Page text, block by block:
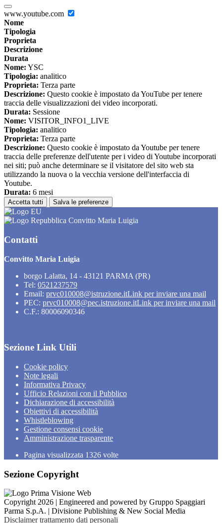
www.youtube.com
Nome
Tipologia
Proprieta
Descrizione
Durata
Nome: YSC
Tipologia: analitico
Proprieta: Terza parte
Descrizione: Questo cookie è impostato da YouTube per tenere
traccia delle visualizzazioni dei video incorporati.
Durata: Sessione
Nome: VISITOR_INFO1_LIVE
Tipologia: analitico
Proprieta: Terza parte
Descrizione: Questo cookie è impostato da Youtube per tenere
traccia delle preferenze dell'utente per i video di Youtube incorporati
nei siti; può anche determinare se il visitatore del sito web sta
utilizzando la nuova o la vecchia versione dell'interfaccia di
Youtube.
Durata: 6 mesi
Accetta tutti Salva le preferenze
Convitto Maria Luigia
Contatti
Convitto Maria Luigia
borgo Lalatta, 14 - 43121 PARMA (PR)
Tel: 0521237579
Email: prvc010008@istruzione.itLink per inviare una mail
PEC: prvc010008@pec.istruzione.itLink per inviare una mail
C.F.: 80006090346
Sezione Link Utili
Cookie policy
Note legali
Informativa Privacy
Ufficio Relazioni con il Pubblico
Dichiarazione di accessibilità
Obiettivi di accessibilità
Whistleblowing
Gestione consensi cookie
Amministrazione trasparente
Pagina visualizzata 1326 volte
Sezione Copyright
Copyright 2026 | Engineered and powered by Gruppo Spaggiari
Parma S.p.A. | Divisione Publishing & New Social Media
Disclaimer trattamento dati personali